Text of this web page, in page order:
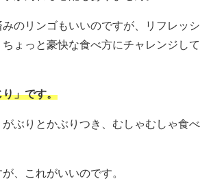
みのリンゴもいいのですが、リフレッシ
ちょっと豪快な食べ方にチャレンジして
」です。
ぶりとかぶりつき、むしゃむしゃ食べ
、これがいいのです。